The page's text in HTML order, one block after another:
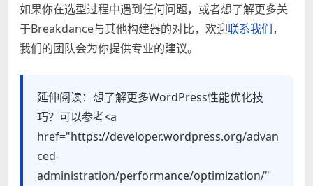
如果你在选型过程中遇到任何问题，或者想了解更多关
于Breakdance与其他构建器的对比，欢迎联系我们，
我们的团队会为你提供专业的建议。
延伸阅读：想了解更多WordPress性能优化技
巧？可以参考<a
href="https://developer.wordpress.org/advan
ced-
administration/performance/optimization/"